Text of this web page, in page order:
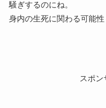
騒ぎするのにね。
身内の生死に関わる可能性
スポン